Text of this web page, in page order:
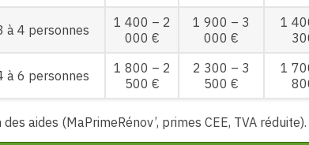
à 4 personnes
1 400 – 2
000 €
1 900 – 3
000 €
1
à 6 personnes
1 800 – 2
500 €
2 300 – 3
500 €
1
aides (MaPrimeRénov’, primes CEE, TVA réduite).